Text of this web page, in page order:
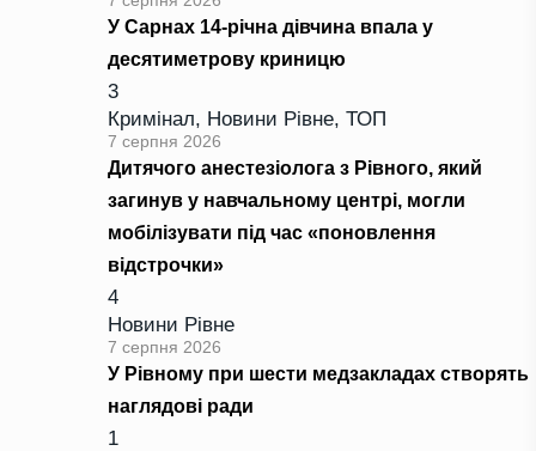
У Сарнах 14-річна дівчина впала у
десятиметрову криницю
3
Кримінал, Новини Рівне, ТОП
7 серпня 2026
Дитячого анестезіолога з Рівного, який
загинув у навчальному центрі, могли
мобілізувати під час «поновлення
відстрочки»
4
Новини Рівне
7 серпня 2026
У Рівному при шести медзакладах створять
наглядові ради
1